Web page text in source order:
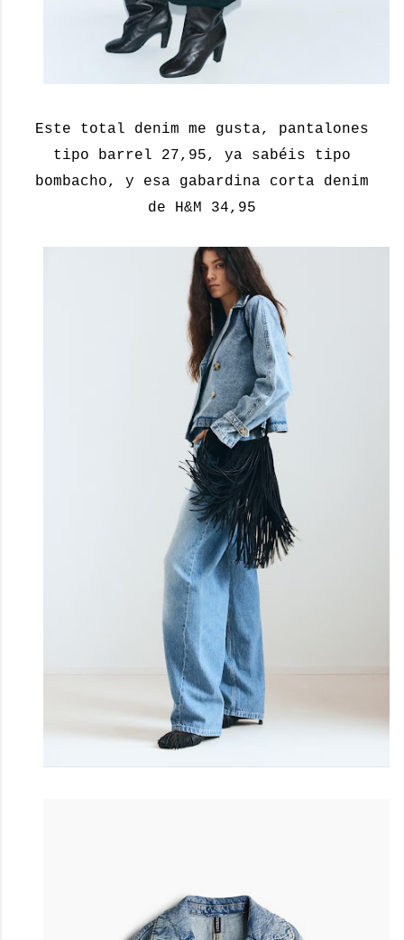
Este total denim me gusta, pantalones
tipo barrel 27,95, ya sabéis tipo
bombacho, y esa gabardina corta denim
de H&M 34,95